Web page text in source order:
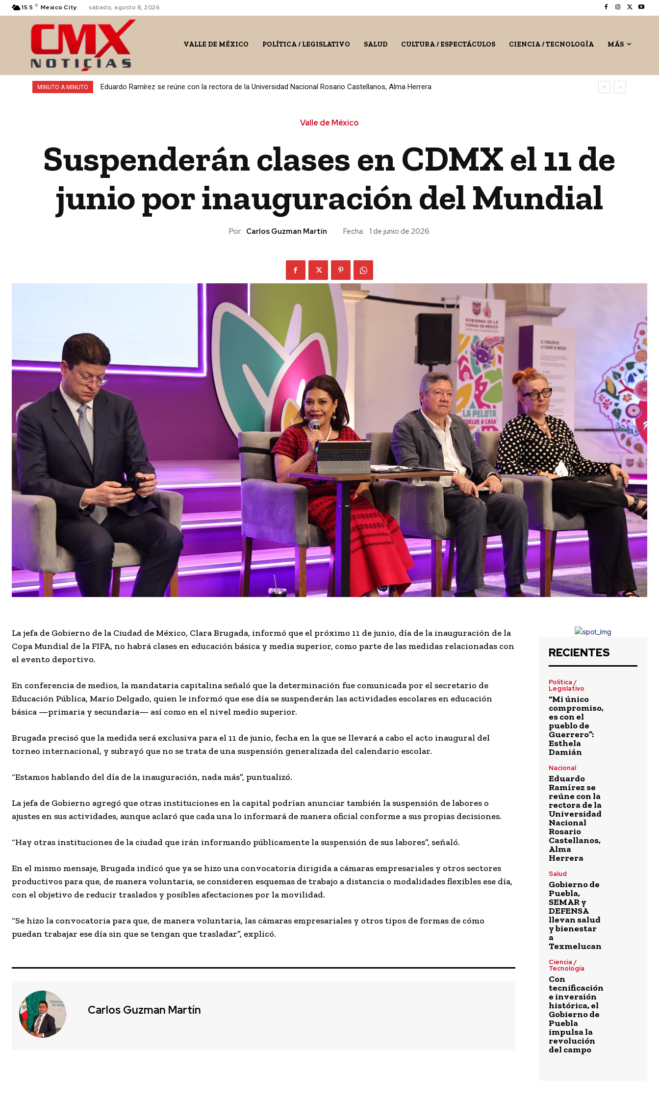
15.5 C Mexico City sábado, agosto 8, 2026
VALLE DE MÉXICO POLÍTICA / LEGISLATIVO SALUD CULTURA / ESPECTÁCULOS CIENCIA / TECNOLOGÍA MÁS
MINUTO A MINUTO Eduardo Ramírez se reúne con la rectora de la Universidad Nacional Rosario Castellanos, Alma Herrera
Valle de México
Suspenderán clases en CDMX el 11 de
junio por inauguración del Mundial
Por: Carlos Guzman Martín Fecha: 1 de junio de 2026
La jefa de Gobierno de la Ciudad de México, Clara Brugada, informó que el próximo 11 de junio, día de la inauguración de la
Copa Mundial de la FIFA, no habrá clases en educación básica y media superior, como parte de las medidas relacionadas con
el evento deportivo.
En conferencia de medios, la mandataria capitalina señaló que la determinación fue comunicada por el secretario de
Educación Pública, Mario Delgado, quien le informó que ese día se suspenderán las actividades escolares en educación
básica —primaria y secundaria— así como en el nivel medio superior.
Brugada precisó que la medida será exclusiva para el 11 de junio, fecha en la que se llevará a cabo el acto inaugural del
torneo internacional, y subrayó que no se trata de una suspensión generalizada del calendario escolar.
“Estamos hablando del día de la inauguración, nada más”, puntualizó.
La jefa de Gobierno agregó que otras instituciones en la capital podrían anunciar también la suspensión de labores o
ajustes en sus actividades, aunque aclaró que cada una lo informará de manera oficial conforme a sus propias decisiones.
“Hay otras instituciones de la ciudad que irán informando públicamente la suspensión de sus labores”, señaló.
En el mismo mensaje, Brugada indicó que ya se hizo una convocatoria dirigida a cámaras empresariales y otros sectores
productivos para que, de manera voluntaria, se consideren esquemas de trabajo a distancia o modalidades flexibles ese día,
con el objetivo de reducir traslados y posibles afectaciones por la movilidad.
“Se hizo la convocatoria para que, de manera voluntaria, las cámaras empresariales y otros tipos de formas de cómo
puedan trabajar ese día sin que se tengan que trasladar”, explicó.
Carlos Guzman Martín
RECIENTES
Política /
Legislativo
“Mi único
compromiso,
es con el
pueblo de
Guerrero”:
Esthela
Damián
Nacional
Eduardo
Ramírez se
reúne con la
rectora de la
Universidad
Nacional
Rosario
Castellanos,
Alma
Herrera
Salud
Gobierno de
Puebla,
SEMAR y
DEFENSA
llevan salud
y bienestar
a
Texmelucan
Ciencia /
Tecnología
Con
tecnificación
e inversión
histórica, el
Gobierno de
Puebla
impulsa la
revolución
del campo